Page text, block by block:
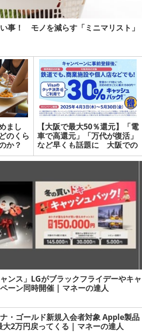
事！ モノを減らす「ミニマリスト」
まし
のくら
か？
【大阪で最大50％還元】「電
車で高還元」「万代が復活」
など早くも話題に 大阪での
Visaタッチ決済で最大50%キ
ャッシュバック！ | マネーの
ンス」LGがブラックフライデーやキャ
ーン同時開催 | マネーの達人
・ゴールド新規入会者対象 Apple製品
大2万円戻ってくる | マネーの達人